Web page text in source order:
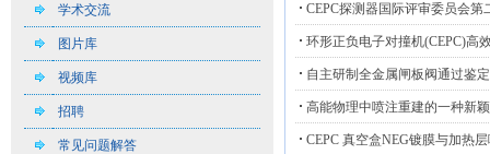
学术交流
图片库
视频库
招聘
常见问题解答
CEPC探测器国际评审委员会
环形正负电子对撞机(CEPC)高
自主研制全金属闸板阀通过鉴
高能物理中喷注重建的一种新
CEPC 真空盒NEG镀膜与加热